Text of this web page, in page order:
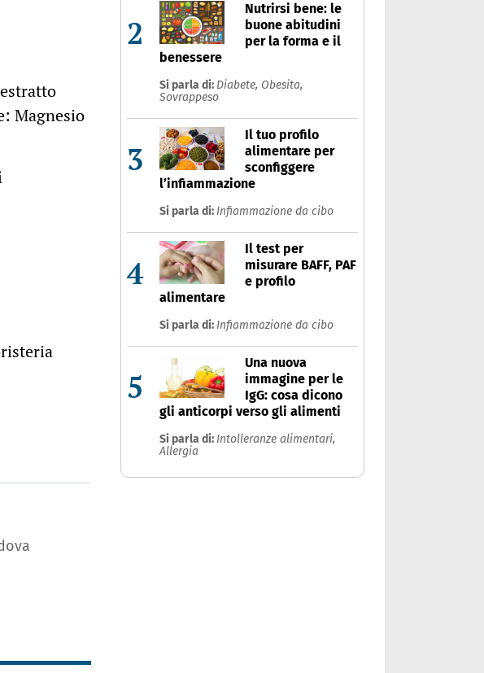
Magnesio
2
Nutrirsi bene: le
buone abitudini
per la forma e il
benessere
Si parla di: Diabete, Obesita,
Sovrappeso
3
Il tuo profilo
alimentare per
sconfiggere
l’infiammazione
Si parla di: Infiammazione da cibo
4
Il test per
misurare BAFF, PAF
e profilo
alimentare
Si parla di: Infiammazione da cibo
5
Una nuova
immagine per le
IgG: cosa dicono
gli anticorpi verso gli alimenti
Si parla di: Intolleranze alimentari,
Allergia